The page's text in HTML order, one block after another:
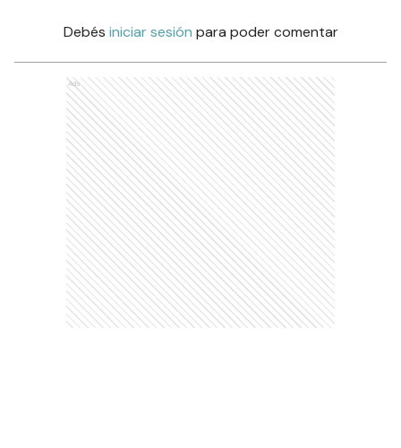
Debés iniciar sesión para poder comentar
Ads